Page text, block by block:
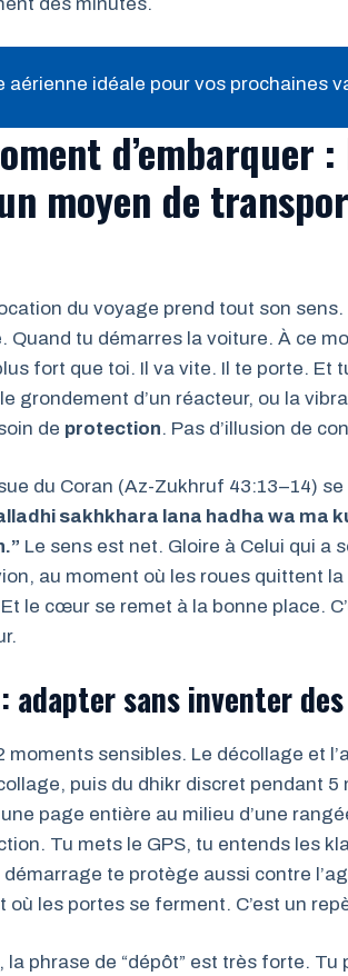
aérienne idéale pour vos prochaines
d’embarquer
moyen de
du voyage prend tout son sens.
Quand tu démarres la voiture. À ce
fort que toi. Il va vite. Il te porte. Et
grondement d’un réacteur, ou la
de protection. Pas d’illusion de
du Coran (Az-Zukhruf 43:13–14)
sakhkhara lana hadha wa ma
Le sens est net. Gloire à Celui qui a
au moment où les roues quittent
le cœur se remet à la bonne place.
adapter sans inventer
moments sensibles. Le décollage et
puis du dhikr discret pendant 5
page entière au milieu d’une
Tu mets le GPS, tu entends les
te protège aussi contre
les portes se ferment. C’est un
la phrase de “dépôt” est très forte. Tu